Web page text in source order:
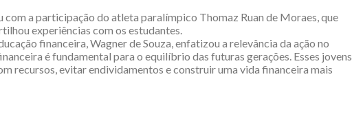
a participação do atleta paralímpico Thomaz Ruan de Moraes, que
experiências com os estudantes.
financeira, Wagner de Souza, enfatizou a relevância da ação no
é fundamental para o equilíbrio das futuras gerações. Esses jovens
recursos, evitar endividamentos e construir uma vida financeira mais